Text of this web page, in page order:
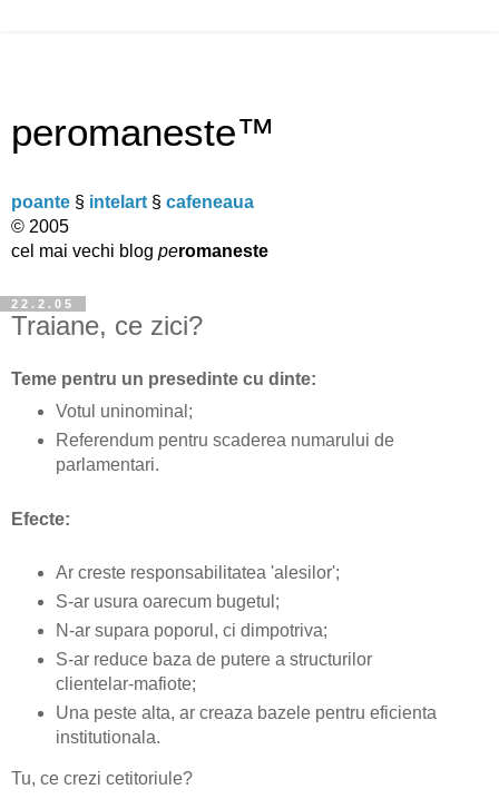
peromaneste™
poante § intelart § cafeneaua
© 2005
cel mai vechi blog peromaneste
22.2.05
Traiane, ce zici?
Teme pentru un presedinte cu dinte:
Votul uninominal;
Referendum pentru scaderea numarului de
parlamentari.
Efecte:
Ar creste responsabilitatea 'alesilor';
S-ar usura oarecum bugetul;
N-ar supara poporul, ci dimpotriva;
S-ar reduce baza de putere a structurilor
clientelar-mafiote;
Una peste alta, ar creaza bazele pentru eficienta
institutionala.
Tu, ce crezi cetitoriule?